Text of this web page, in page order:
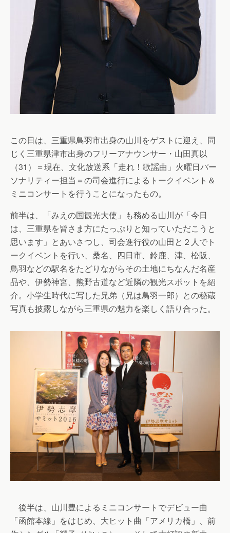
この日は、三重県鳥羽市出身の山川をゲストに迎え、同
じく三重県津市出身のフリーアナウンサー・山田真以
（31）＝現在、文化放送系「走れ！歌謡曲」火曜日パー
ソナリティー担当＝の司会進行によるトークイベント＆
ミニコンサートを行うことになったもの。
前半は、「みえの国観光大使」も務める山川が「今日
は、三重県を皆さま方にたっぷりと知っていただこうと
思います」とあいさつし、司会進行役の山田と２人でト
ークイベントを行い、桑名、四日市、鈴鹿、津、松阪、
鳥羽などの駅名をたどりながらその土地にちなんだ名産
品や、伊勢神宮、熊野古道など近隣の観光スポットを紹
介。小学生時代に写した兄弟（兄は鳥羽一郎）との秘蔵
写真も披露しながら三重県の魅力を楽しく語り合った。
後半は、山川豊によるミニコンサートでデビュー曲
「函館本線」をはじめ、大ヒット曲「アメリカ橋」、前